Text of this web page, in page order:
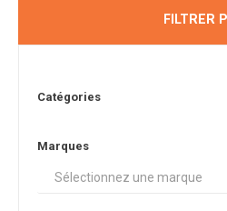
FILTRER
Catégories
Marques